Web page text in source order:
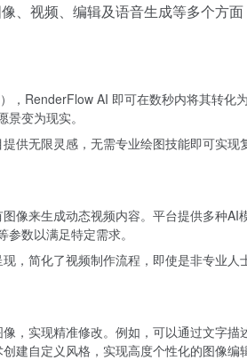
、视频、编辑及语音生成等多个方面
，RenderFlow AI 即可在数秒内将其转
变为现实。
供无限灵感，无需专业绘图技能即可实现
像来生成动态视频内容。平台提供多种
数以满足特定需求。
，简化了视频制作流程，即使是非专业人
，实现精准修改。例如，可以通过文字
建自定义风格，实现高度个性化的图像编